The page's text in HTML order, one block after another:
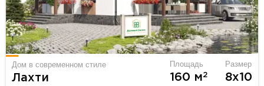
Дом в современном стиле
Лахти
Площадь
160 м2
Размер
8х10